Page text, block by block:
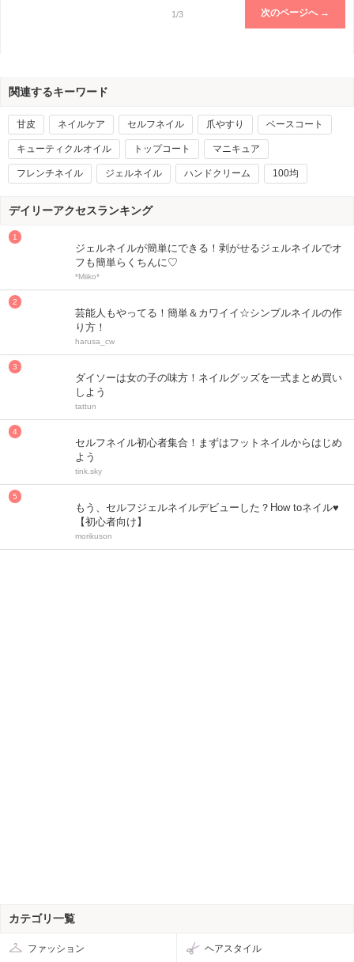
1/3 次のページへ →
関連するキーワード
甘皮 ネイルケア セルフネイル 爪やすり ベースコート
キューティクルオイル トップコート マニキュア
フレンチネイル ジェルネイル ハンドクリーム 100均
デイリーアクセスランキング
ジェルネイルが簡単にできる！剥がせるジェルネイルでオ
フも簡単らくちんに♡
*Miiko*
芸能人もやってる！簡単＆カワイイ☆シンプルネイルの作
り方！
harusa_cw
ダイソーは女の子の味方！ネイルグッズを一式まとめ買い
しよう
tattun
セルフネイル初心者集合！まずはフットネイルからはじめ
よう
tink.sky
もう、セルフジェルネイルデビューした？How toネイル♥
【初心者向け】
morikuson
カテゴリ一覧
ファッション ヘアスタイル